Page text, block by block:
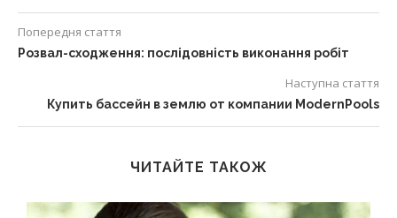
Попередня стаття
Розвал-сходження: послідовність виконання робіт
Наступна стаття
Купить бассейн в землю от компании ModernPools
ЧИТАЙТЕ ТАКОЖ